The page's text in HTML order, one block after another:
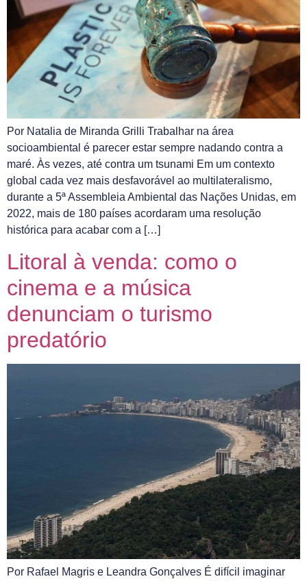
Por Natalia de Miranda Grilli Trabalhar na área
socioambiental é parecer estar sempre nadando contra a
maré. Às vezes, até contra um tsunami Em um contexto
global cada vez mais desfavorável ao multilateralismo,
durante a 5ª Assembleia Ambiental das Nações Unidas, em
2022, mais de 180 países acordaram uma resolução
histórica para acabar com a […]
Litoral à venda: como o
cinema e a música
denunciam o turismo
predatório
Por Rafael Magris e Leandra Gonçalves É difícil imaginar